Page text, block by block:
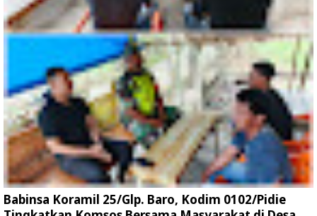
Babinsa Koramil 25/Glp. Baro, Kodim 0102/Pidie